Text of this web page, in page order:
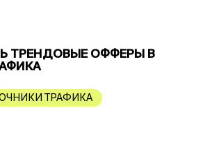
ТРЕНДОВЫЕ ОФФЕРЫ В
ТРАФИКА